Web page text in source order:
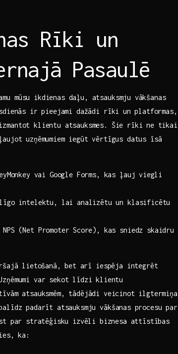
Rīki un
⁣Pasaulē
mūsu​ ikdienas daļu, atsauksmju ⁤vākšanas
ir pieejami‍ dažādi rīki un ⁢platformas,
klientu atsauksmes.⁤ Šie rīki ne ⁢tikai
uzņēmumiem‌ iegūt ⁢vērtīgus​ datus īsā
vai Google Forms, kas ļauj⁤ viegli⁢
intelektu, lai ‍analizētu un klasificētu
NPS (Net Promoter⁣ Score), kas sniedz skaidru
lietošanā, ⁣bet arī iespēja integrēt⁣
var sekot līdzi ⁢klientu
atsauksmēm, ‌tādējādi ⁤veicinot ilgtermiņa
padarīt atsauksmju vākšanas⁢ procesu​ par
par stratēģisku izvēli⁣ biznesa‍ attīstības
ka: